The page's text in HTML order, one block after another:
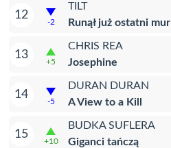
12
-2
TILT
Runął już ostatni mur
13
+5
CHRIS REA
Josephine
14
-5
DURAN DURAN
A View to a Kill
15
+10
BUDKA SUFLERA
Giganci tańczą